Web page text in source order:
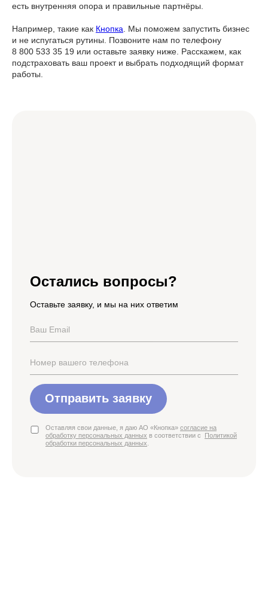
есть внутренняя опора и правильные партнёры.
Например, такие как Кнопка . Мы поможем запустить бизнес
и не испугаться рутины. Позвоните нам по телефону
8 800 533 35 19 или оставьте заявку ниже. Расскажем, как
подстраховать ваш проект и выбрать подходящий формат
работы.
Остались вопросы?
Оставьте заявку, и мы на них ответим
Отправить заявку
Оставляя свои данные, я даю АО «Кнопка» согласие на
обработку персональных данных в соответствии с Политикой
обработки персональных данных